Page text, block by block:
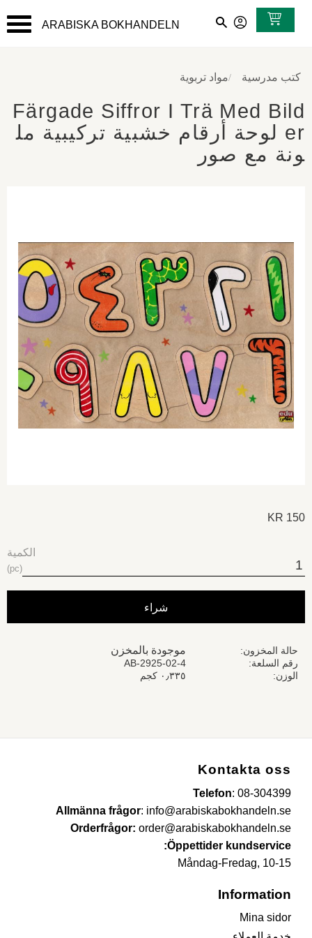
القائمة
ARABISKA BOKHANDELN
كتب مدرسية مواد تربوية
Färgade Siffror I Trä Med Bild
er لوحة أرقام خشبية تركيبية مل
ونة مع صور
150
الكمية
pc
شراء
حالة المخزون موجودة بالمخزن
رقم السلعة
AB-2925-02-4
الوزن
٠٫٣٣٥ كجم
Kontakta oss
Telefon: 08-304399
Allmänna frågor: info@arabiskabokhandeln.se
Orderfrågor: order@arabiskabokhandeln.se
Öppettider kundservice:
Måndag-Fredag, 10-15
Information
Mina sidor